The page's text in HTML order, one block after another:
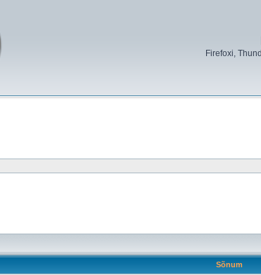
Firefoxi,
Sõnum